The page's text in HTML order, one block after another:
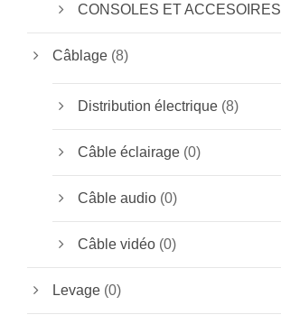
CONSOLES ET ACCESOIRES
Câblage (8)
Distribution électrique (8)
Câble éclairage (0)
Câble audio (0)
Câble vidéo (0)
Levage (0)